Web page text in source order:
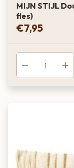
MIJN STIJL
fles)
€7,95